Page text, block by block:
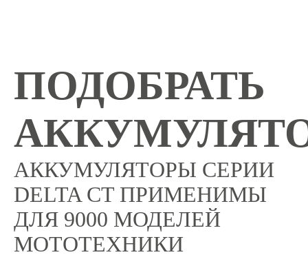
ПОДОБРАТЬ
АККУМУЛЯТОРЫ СЕРИИ
DELTA CT ПРИМЕНИМЫ
ДЛЯ 9000 МОДЕЛЕЙ
МОТОТЕХНИКИ